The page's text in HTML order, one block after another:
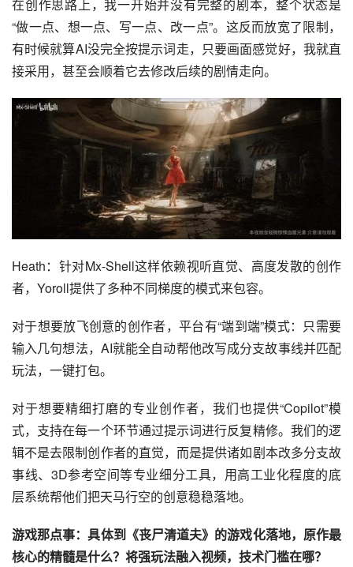
在创作思路上，我一开始并没有完整的剧本，整个状态是
“做一点、想一点、写一点、改一点”。这反而放宽了限制，
有时候就算AI没完全按提示词走，只要画面感觉好，我就直
接采用，甚至会顺着它去修改后续的剧情走向。
Heath：针对Mx-Shell这样依赖视听直觉、高度发散的创作
者，Yoroll提供了多种不同梯度的模式来包容。
对于想要放飞创意的创作者，平台有“端到端”模式：只需要
输入几句想法，AI就能全自动帮他改写成分支故事线并匹配
玩法，一键打包。
对于想要精细打磨的专业创作者，我们也提供“Copilot”模
式，支持在每一个环节通过提示词进行反复精修。我们的逻
辑不是去限制创作者的直觉，而是提供诸如剧本改多分支故
事线、3D参考空间等专业细分工具，用高工业化程度的底
层系统帮他们把天马行空的创意稳稳落地。
游戏那点事：具体到《丧尸清道夫》的游戏化落地，原作最
核心的精髓是什么？将强玩法融入视频，技术门槛在哪？